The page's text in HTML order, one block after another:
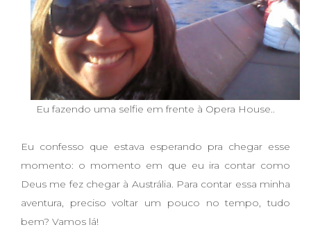
Eu fazendo uma selfie em frente à Opera House..
Eu confesso que estava esperando pra chegar esse
momento: o momento em que eu ira contar como
Deus me fez chegar à Austrália. Para contar essa minha
aventura, preciso voltar um pouco no tempo, tudo
bem? Vamos lá!